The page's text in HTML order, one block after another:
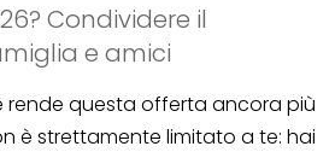
Condividere il
e amici
rende questa offerta ancora più
è strettamente limitato a te: hai